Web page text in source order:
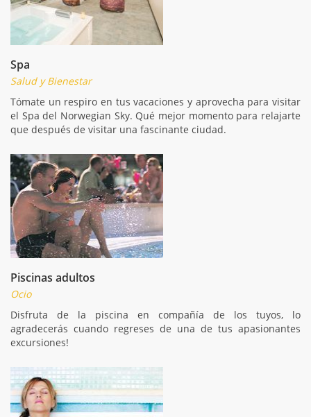
Spa
Salud y Bienestar
Tómate un respiro en tus vacaciones y aprovecha para visitar
el Spa del Norwegian Sky. Qué mejor momento para relajarte
que después de visitar una fascinante ciudad.
Piscinas adultos
Ocio
Disfruta de la piscina en compañía de los tuyos, lo
agradecerás cuando regreses de una de tus apasionantes
excursiones!